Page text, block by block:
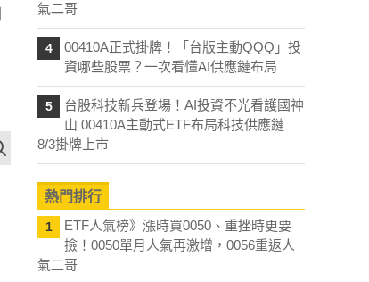
氣二哥
4
00410A正式掛牌！「台版主動QQQ」投
資哪些股票？一次看懂AI供應鏈布局
5
台股科技新兵登場！AI投資不光看護國神
山 00410A主動式ETF布局科技供應鏈
8/3掛牌上市
熱門排行
1
ETF人氣榜》漲時買0050、重挫時更要
撿！0050單月人氣再激增，0056重返人
氣二哥